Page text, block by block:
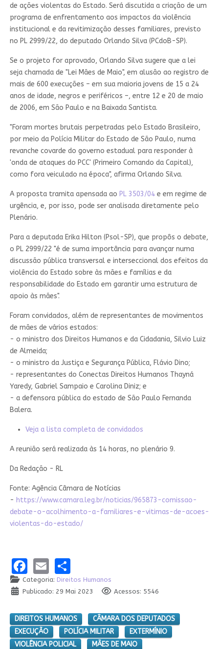
de ações violentas do Estado. Será discutida a criação de um
programa de enfrentamento aos impactos da violência
institucional e da revitimização desses familiares, previsto
no PL 2999/22, do deputado Orlando Silva (PCdoB-SP).
Se o projeto for aprovado, Orlando Silva sugere que a lei
seja chamada de "Lei Mães de Maio", em alusão ao registro de
mais de 600 execuções – em sua maioria jovens de 15 a 24
anos de idade, negros e periféricos –, entre 12 e 20 de maio
de 2006, em São Paulo e na Baixada Santista.
"Foram mortes brutais perpetradas pelo Estado Brasileiro,
por meio da Polícia Militar do Estado de São Paulo, numa
revanche covarde do governo estadual para responder à
'onda de ataques do PCC' (Primeiro Comando da Capital),
como fora veiculado na época", afirma Orlando Silva.
A proposta tramita apensadaao PL 3503/04e em regime de
urgência, e, por isso, pode ser analisada diretamente pelo
Plenário.
Para a deputada Erika Hilton (Psol-SP), que propôs o debate,
o PL 2999/22 "é de suma importância para avançar numa
discussão pública transversal e interseccional dos efeitos da
violência do Estado sobre às mães e famílias e da
responsabilidade do Estado em garantir uma estrutura de
apoio às mães".
Foram convidados, além de representantes de movimentos
de mães de vários estados:
- o ministro dos Direitos Humanos e da Cidadania, Silvio Luiz
de Almeida;
- o ministro da Justiça e Segurança Pública, Flávio Dino;
- representantes do Conectas Direitos Humanos Thayná
Yaredy, Gabriel Sampaio e Carolina Diniz; e
- a defensora pública do estado de São Paulo Fernanda
Balera.
Veja a lista completa de convidados
A reunião será realizada às 14 horas, no plenário 9.
Da Redação - RL
Fonte: Agência Câmara de Notícias
- https://www.camara.leg.br/noticias/965873-comissao-
debate-o-acolhimento-a-familiares-e-vitimas-de-acoes-
violentas-do-estado/
Facebook
EmailShare
Categoria: Direitos Humanos
Publicado: 29 Mai 2023
Acessos: 5546
DIREITOS HUMANOS
CÂMARA DOS DEPUTADOS
EXECUÇÃO
POLÍCIA MILITAR
EXTERMÍNIO
VIOLÊNCIA POLICIAL
MÃES DE MAIO